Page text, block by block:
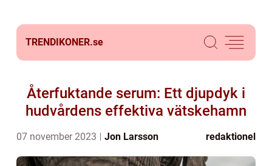
TRENDIKONER.se
Återfuktande serum: Ett djupdyk i
hudvårdens effektiva vätskehamn
07 november 2023 Jon Larsson redaktionel